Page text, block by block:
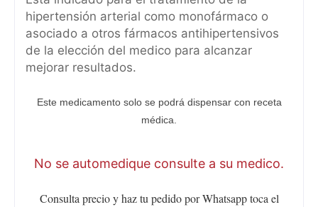
hipertensión arterial como monofármaco o
asociado a otros fármacos antihipertensivos
de la elección del medico para alcanzar
mejorar resultados.
Este medicamento solo se podrá dispensar con receta
médica.
No se automedique consulte a su medico.
Consulta precio y haz tu pedido por Whatsapp toca el